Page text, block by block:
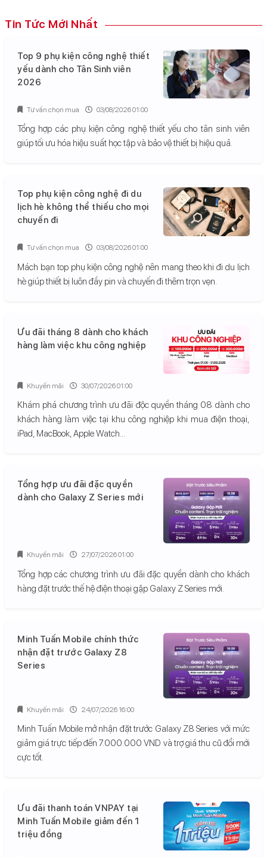
Tin Tức Mới Nhất
Top 9 phụ kiện công nghệ thiết
yếu dành cho Tân Sinh viên
2026
Tổng hợp các phụ kiện công nghệ thiết yếu cho tân sinh viên
giúp tối ưu hóa hiệu suất học tập và bảo vệ thiết bị hiệu quả.
Tư vấn chọn mua 03/08/2026 01:00
Top phụ kiện công nghệ đi du
lịch hè không thể thiếu cho mọi
chuyến đi
Mách bạn top phụ kiện công nghệ nên mang theo khi đi du lịch
hè giúp thiết bị luôn đầy pin và chuyến đi thêm trọn vẹn.
Tư vấn chọn mua 03/08/2026 01:00
Ưu đãi tháng 8 dành cho khách
hàng làm việc khu công nghiệp
Khám phá chương trình ưu đãi độc quyền tháng 08 dành cho
khách hàng làm việc tại khu công nghiệp khi mua điện thoại,
iPad, MacBook, Apple Watch...
Khuyến mãi 30/07/2026 01:00
Tổng hợp ưu đãi đặc quyền
dành cho Galaxy Z Series mới
Tổng hợp các chương trình ưu đãi đặc quyền dành cho khách
hàng đặt trước thế hệ điện thoại gập Galaxy Z Series mới.
Khuyến mãi 27/07/2026 01:00
Minh Tuấn Mobile chính thức
nhận đặt trước Galaxy Z8
Series
Minh Tuấn Mobile mở nhận đặt trước Galaxy Z8 Series với mức
giảm giá trực tiếp đến 7.000.000 VND và trợ giá thu cũ đổi mới
cực tốt.
Khuyến mãi 24/07/2026 16:00
Ưu đãi thanh toán VNPAY tại
Minh Tuấn Mobile giảm đến 1
triệu đồng